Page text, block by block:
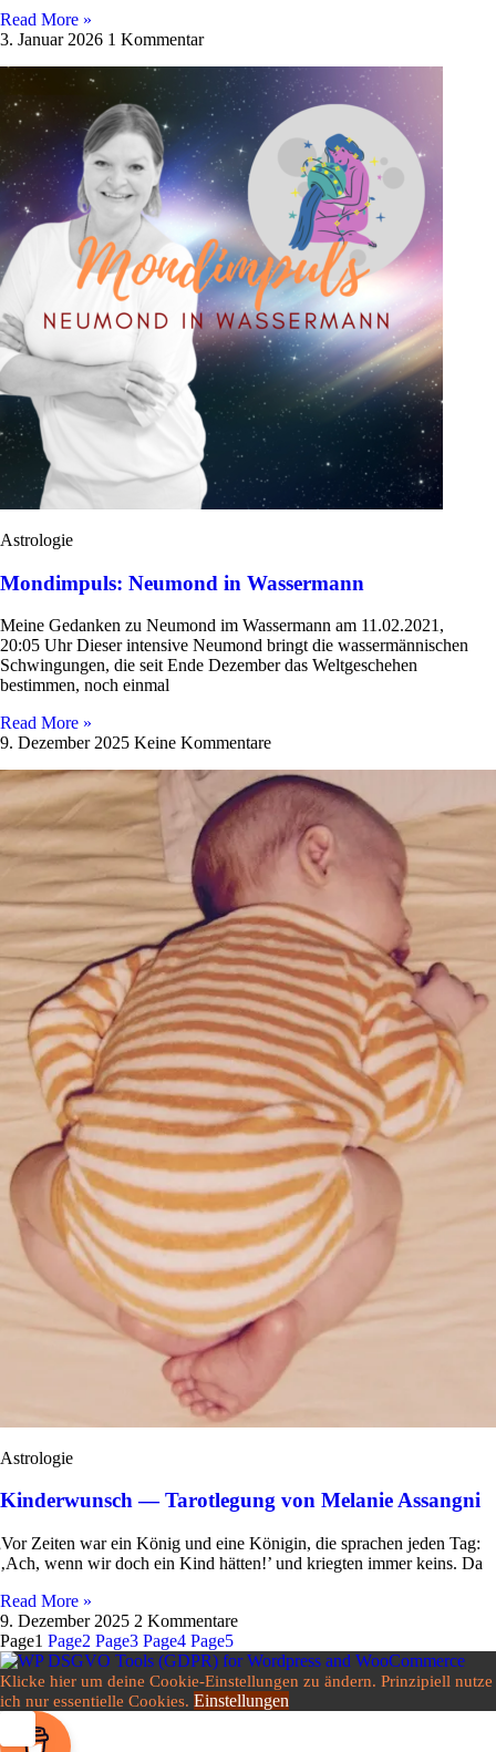
Read More »
3. Januar 2026 1 Kommentar
Astrologie
Mondimpuls: Neumond in Wassermann
Meine Gedanken zu Neu­mond im Was­ser­mann am 11.02.2021,
20:05 Uhr Dieser inten­sive Neu­mond bringt die was­ser­män­ni­schen
Schwin­gungen, die seit Ende Dezember das Welt­ge­schehen
bestimmen, noch einmal
Read More »
9. Dezember 2025 Keine Kommentare
Astrologie
Kinderwunsch — Tarotlegung von Melanie Assangni
Vor Zeiten war ein König und eine Königin, die spra­chen jeden Tag:
‚Ach, wenn wir doch ein Kind hätten!’ und kriegten immer keins. Da
Read More »
9. Dezember 2025 2 Kommentare
Page1 Page2 Page3 Page4 Page5
Klicke hier um deine Cookie-Einstellungen zu ändern. Prinzipiell nutze
ich nur essentielle Cookies. Einstellungen